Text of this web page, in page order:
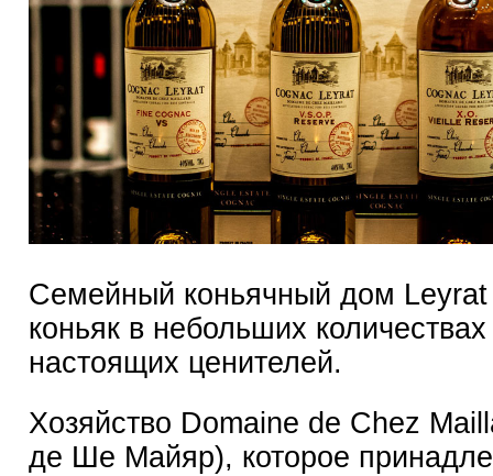
Семейный коньячный дом Leyrat
коньяк в небольших
настоящих ценителей.
Хозяйство Domaine de Chez
де Ше Майяр), которое